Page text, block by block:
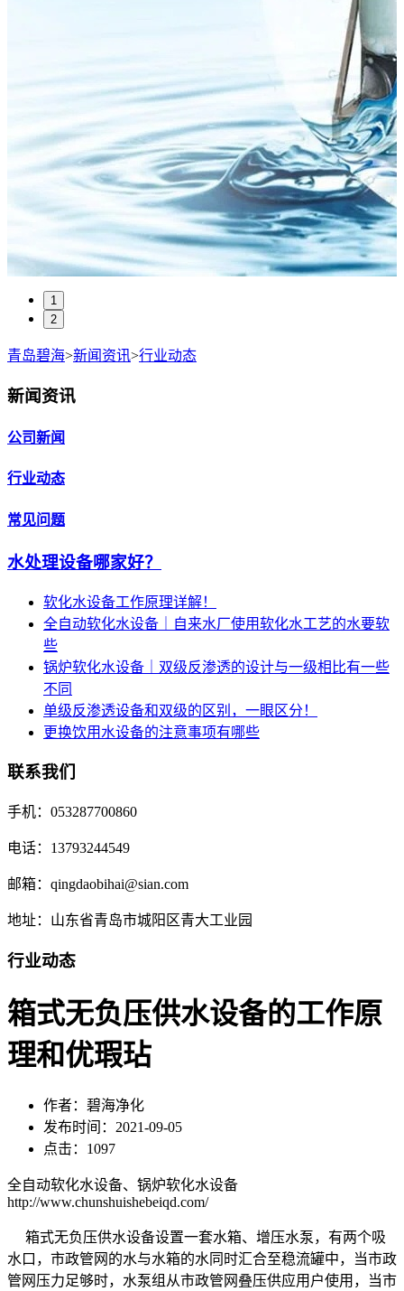
1
2
青岛碧海>新闻资讯>行业动态
新闻资讯
公司新闻
行业动态
常见问题
水处理设备哪家好？
软化水设备工作原理详解！
全自动软化水设备｜自来水厂使用软化水工艺的水要软
些
锅炉软化水设备｜双级反渗透的设计与一级相比有一些
不同
单级反渗透设备和双级的区别，一眼区分！
更换饮用水设备的注意事项有哪些
联系我们
手机：053287700860
电话：13793244549
邮箱：qingdaobihai@sian.com
地址：山东省青岛市城阳区青大工业园
行业动态
箱式无负压供水设备的工作原
理和优瑕玷
作者：碧海净化
发布时间：2021-09-05
点击：1097
全自动软化水设备、锅炉软化水设备
http://www.chunshuishebeiqd.com/
箱式无负压供水设备设置一套水箱、增压水泵，有两个吸
水口，市政管网的水与水箱的水同时汇合至稳流罐中，当市政
管网压力足够时，水泵组从市政管网叠压供应用户使用，当市